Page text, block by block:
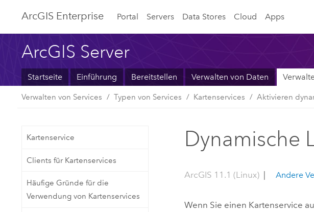
ArcGIS Enterprise Portal Servers Data Stores Cloud Apps
ArcGIS Server
Startseite Einführung Bereitstellen Verwalten von Daten
Verwalten von Services Typen von Services Kartenservices Aktivieren
Kartenservice
Clients für Kartenservices
Häufige Gründe für die
Verwendung von Kartenservices
Dynamische
ArcGIS 11.1 (Linux) | Andere
Wenn Sie einen Kartenservice